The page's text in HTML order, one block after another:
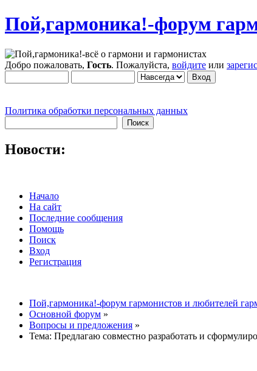
Пой,гармоника!-форум
Добро пожаловать, Гость. Пожалуйста, войдите или
Политика обработки персональных данных
Новости:
Начало
На сайт
Последние сообщения
Помощь
Поиск
Вход
Регистрация
Пой,гармоника!-форум гармонистов и любителей
Основной форум »
Вопросы и предложения »
Тема: Предлагаю совместно разработать и